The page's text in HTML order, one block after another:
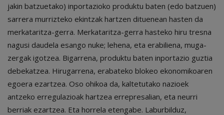
jakin batzuetako) inportazioko produktu baten (edo batzuen)
sarrera murrizteko ekintzak hartzen dituenean hasten da
merkataritza-gerra. Merkataritza-gerra hasteko hiru tresna
nagusi daudela esango nuke; lehena, eta erabiliena, muga-
zergak igotzea. Bigarrena, produktu baten inportazio guztia
debekatzea. Hirugarrena, erabateko blokeo ekonomikoaren
egoera ezartzea. Oso ohikoa da, kaltetutako nazioek
antzeko erregulazioak hartzea errepresalian, eta neurri
berriak ezartzea. Eta horrela etengabe. Laburbilduz,